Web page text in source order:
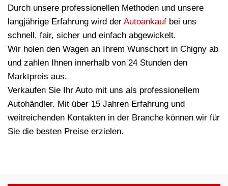
Durch unsere professionellen Methoden und unsere
langjährige Erfahrung wird der Autoankauf bei uns
schnell, fair, sicher und einfach abgewickelt.
Wir holen den Wagen an Ihrem Wunschort in Chigny ab
und zahlen Ihnen innerhalb von 24 Stunden den
Marktpreis aus.
Verkaufen Sie Ihr Auto mit uns als professionellem
Autohändler. Mit über 15 Jahren Erfahrung und
weitreichenden Kontakten in der Branche können wir für
Sie die besten Preise erzielen.